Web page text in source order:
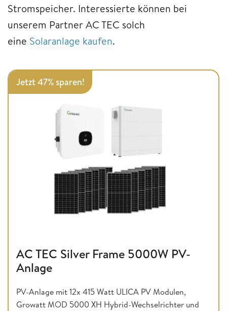
Stromspeicher. Interessierte können bei
unserem Partner AC TEC solch
eine Solaranlage kaufen.
Jetzt 47% sparen!
AC TEC Silver Frame 5000W PV-
Anlage
PV-Anlage mit 12x 415 Watt ULICA PV Modulen,
Growatt MOD 5000 XH Hybrid-Wechselrichter und